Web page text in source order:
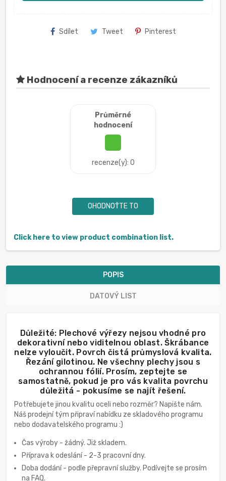
Sdílet Tweet Pinterest
Hodnocení a recenze zákazníků
Průměrné
hodnocení
recenze(y): 0
OHODNOŤTE TO
Click here to view product combination list.
POPIS
DATOVÝ LIST
Důležité: Plechové výřezy nejsou vhodné pro
dekorativní nebo viditelnou oblast. Škrábance
nelze vyloučit. Povrch čistá průmyslová kvalita.
Řezání gilotinou. Ne všechny plechy jsou s
ochrannou fólií. Prosím, zeptejte se
samostatně, pokud je pro vás kvalita povrchu
důležitá - pokusíme se najít řešení.
Potřebujete jinou kvalitu oceli nebo rozměr? Napište nám.
Náš prodejní tým připraví nabídku ze skladového programu
nebo dodavatelského programu :)
Čas výroby - žádný. Již skladem.
Příprava k odeslání - 2-3 pracovní dny.
Doba dodání - podle přepravní služby. Podívejte se prosím
na FAQ.